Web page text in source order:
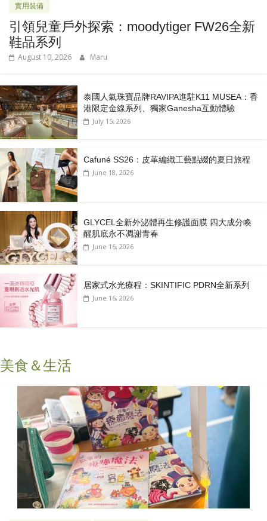
實用裝備
引領兒童戶外探索：moodytiger FW26全新
鞋品系列
August 10, 2026 Maru
泰國人氣珠寶品牌RAVIPA進駐K11 MUSEA：香
港限定金線系列、獨家Ganesha互動體驗
July 15, 2026
Cafuné SS26：皮革編織工藝點綴的夏日旅程
June 18, 2026
GLYCEL全新外泌體再生修護面膜 四大成分喚
醒肌底永不凋謝青春
June 16, 2026
居家式水光療程：SKINTIFIC PDRN全新系列
June 16, 2026
美食＆生活